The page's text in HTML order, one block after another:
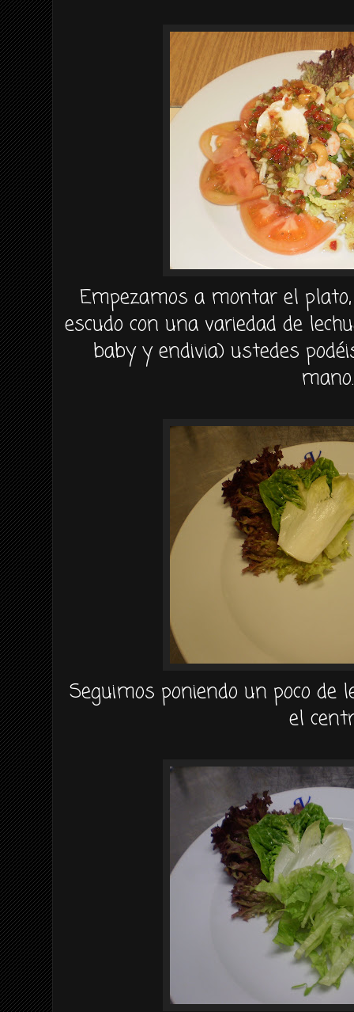
Empezamos a montar el
escudo con una variedad de
babyy endivia) ustedes
mano.
Seguimos poniendo un poco de
el